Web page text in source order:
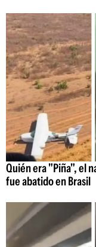
Quién era "Piña", el
fue abatido en Brasil